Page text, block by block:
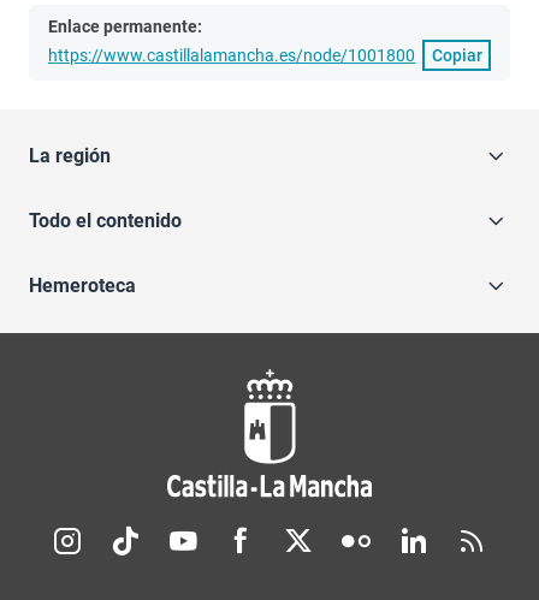
Enlace permanente:
https://www.castillalamancha.es/node/1001800
Copiar
La región
Todo el contenido
Hemeroteca
Redes sociales JCCM